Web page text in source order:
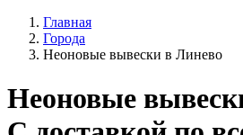
Главная
Города
Неоновые вывески в Линево
Неоновые